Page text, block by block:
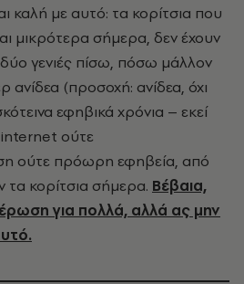
καλή με αυτό: τα κορίτσια που
μικρότερα σήμερα, δεν έχουν
γενιές πίσω, πόσω μάλλον
ανίδεα (προσοχή: ανίδεα, όχι
εφηβικά χρόνια – εκεί
ούτε
ούτε πρόωρη εφηβεία, από
τα κορίτσια σήμερα. Βέβαια,
για πολλά, αλλά ας μην